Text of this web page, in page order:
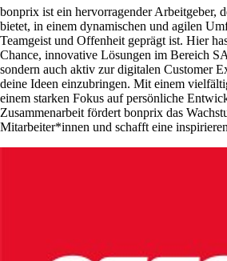
bonprix ist ein hervorragender Arbeitgeber,
bietet, in einem dynamischen und agilen
Teamgeist und Offenheit geprägt ist. Hier
Chance, innovative Lösungen im Bereich
sondern auch aktiv zur digitalen Customer
deine Ideen einzubringen. Mit einem
einem starken Fokus auf persönliche
Zusammenarbeit fördert bonprix das
Mitarbeiter*innen und schafft eine